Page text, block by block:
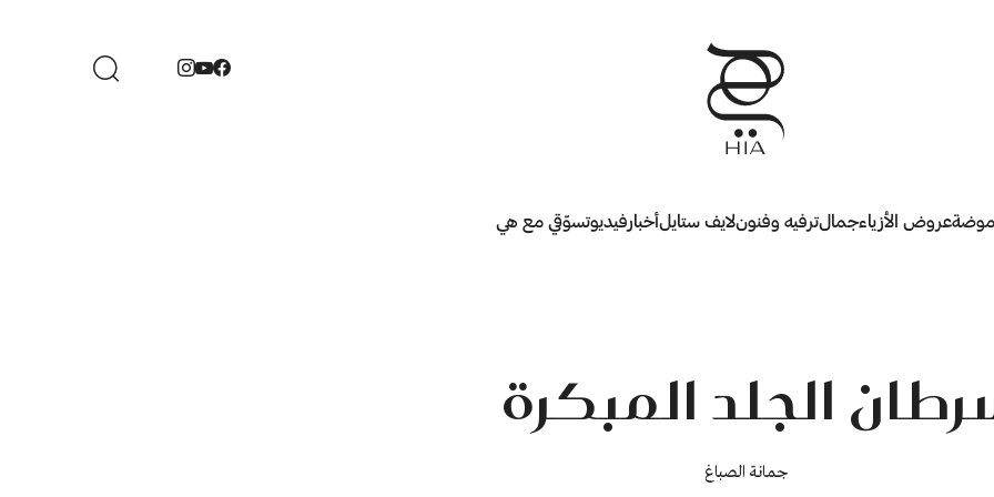
موضةعروض الأزياءجمالترفيه وفنونلايف ستايلأخبارفيديوتسوّقي مع هي
الجلد المبكرة
جمانة الصباغ